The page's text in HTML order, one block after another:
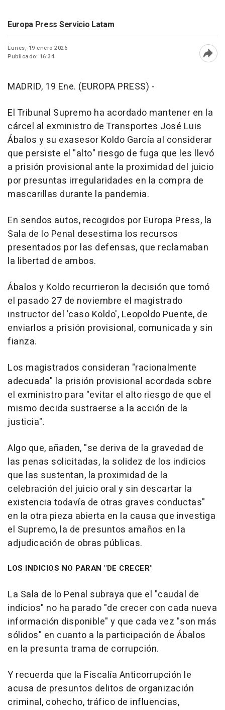
Europa Press Servicio Latam
Lunes, 19 enero 2026
Publicado: 16:34
MADRID, 19 Ene. (EUROPA PRESS) -
El Tribunal Supremo ha acordado mantener en la
cárcel al exministro de Transportes José Luis
Ábalos y su exasesor Koldo García al considerar
que persiste el "alto" riesgo de fuga que les llevó
a prisión provisional ante la proximidad del juicio
por presuntas irregularidades en la compra de
mascarillas durante la pandemia.
En sendos autos, recogidos por Europa Press, la
Sala de lo Penal desestima los recursos
presentados por las defensas, que reclamaban
la libertad de ambos.
Ábalos y Koldo recurrieron la decisión que tomó
el pasado 27 de noviembre el magistrado
instructor del 'caso Koldo', Leopoldo Puente, de
enviarlos a prisión provisional, comunicada y sin
fianza.
Los magistrados consideran "racionalmente
adecuada" la prisión provisional acordada sobre
el exministro para "evitar el alto riesgo de que el
mismo decida sustraerse a la acción de la
justicia".
Algo que, añaden, "se deriva de la gravedad de
las penas solicitadas, la solidez de los indicios
que las sustentan, la proximidad de la
celebración del juicio oral y sin descartar la
existencia todavía de otras graves conductas"
en la otra pieza abierta en la causa que investiga
el Supremo, la de presuntos amaños en la
adjudicación de obras públicas.
LOS INDICIOS NO PARAN "DE CRECER"
La Sala de lo Penal subraya que el "caudal de
indicios" no ha parado "de crecer con cada nueva
información disponible" y que cada vez "son más
sólidos" en cuanto a la participación de Ábalos
en la presunta trama de corrupción.
Y recuerda que la Fiscalía Anticorrupción le
acusa de presuntos delitos de organización
criminal, cohecho, tráfico de influencias,